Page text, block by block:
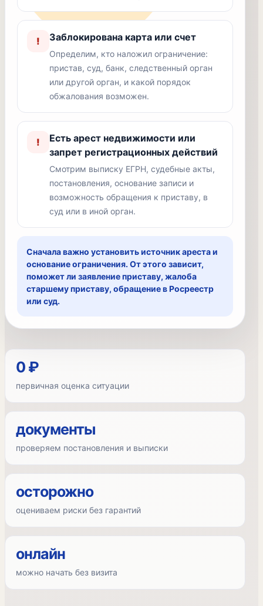
! Заблокирована карта или счет
Определим, кто наложил ограничение:
пристав, суд, банк, следственный орган
или другой орган, и какой порядок
обжалования возможен.
!
Есть арест недвижимости или
запрет регистрационных действий
Смотрим выписку ЕГРН, судебные акты,
постановления, основание записи и
возможность обращения к приставу, в
суд или в иной орган.
Сначала важно установить источник ареста и
основание ограничения. От этого зависит,
поможет ли заявление приставу, жалоба
старшему приставу, обращение в Росреестр
или суд.
0 ₽
первичная оценка ситуации
документы
проверяем постановления и выписки
осторожно
оцениваем риски без гарантий
онлайн
можно начать без визита